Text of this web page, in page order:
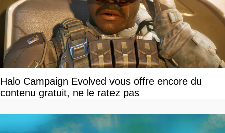
Halo Campaign Evolved vous offre encore du
contenu gratuit, ne le ratez pas